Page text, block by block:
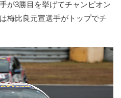
が3勝目を挙げてチャンピオン
梅比良元宣選手がトップでチ